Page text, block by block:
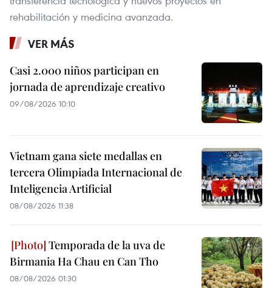
rehabilitación y medicina avanzada.
VER MÁS
Casi 2.000 niños participan en
jornada de aprendizaje creativo
09/08/2026 10:10
Vietnam gana siete medallas en
tercera Olimpiada Internacional de
Inteligencia Artificial
08/08/2026 11:38
Temporada de la uva de
Birmania Ha Chau en Can Tho
08/08/2026 01:30